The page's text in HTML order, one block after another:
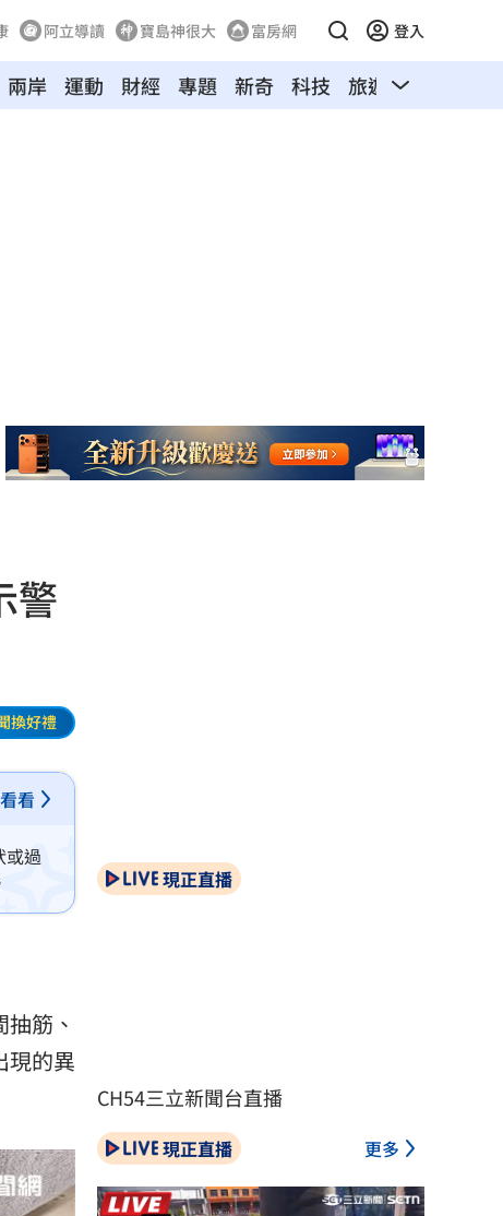
阿立導讀 寶島神很大 富房網 登入
兩岸 運動 財經 專題 新奇 科技 旅遊 汽車
警
換好禮
看
或過
筋、
現的異
現正直播
CH54三立新聞台直播
現正直播 更多